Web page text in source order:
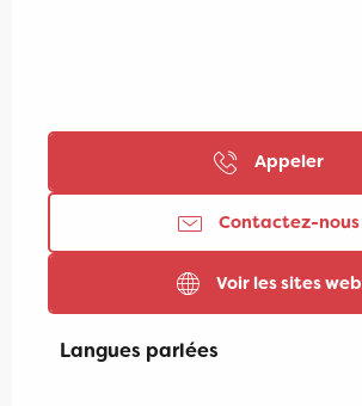
Appeler
Contactez-nous
Voir les sites web
Langues parlées
Langues parlées